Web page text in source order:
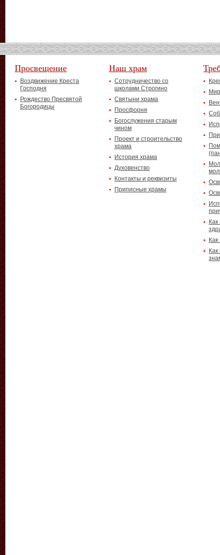
Просвещение
Воздвижение Креста
Господня
Рождество Пресвятой
Богородицы
Наш храм
Сотрудничество со
школами Строгино
Святыни храма
Просфорня
Богослужения старым
чином
Проект и строительство
храма
История храма
Духовенство
Контакты и реквизиты
Приписные храмы
Как